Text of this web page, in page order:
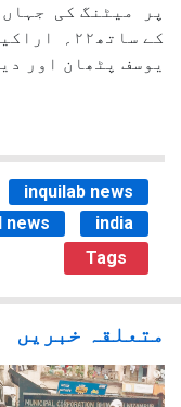
پر میٹنگ کی
کے
یوسف پٹھان اور
inquilab news
news
india
Tags
متعلقہ خبریں